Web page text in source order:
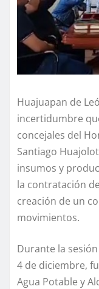
Huajuapan de
incertidumbre
concejales del
Santiago
insumos y
la contratación
creación de un
movimientos.
Durante la
4 de diciembre,
Agua Potable y